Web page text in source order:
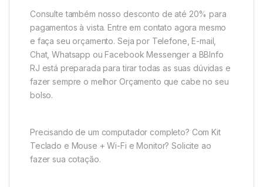
Consulte também nosso desconto de até 20% para
pagamentos à vista. Entre em contato agora mesmo
e faça seu orçamento. Seja por Telefone, E-mail,
Chat, Whatsapp ou Facebook Messenger a BBInfo
RJ está preparada para tirar todas as suas dúvidas e
fazer sempre o melhor Orçamento que cabe no seu
bolso.
Precisando de um computador completo? Com Kit
Teclado e Mouse + Wi-Fi e Monitor? Solicite ao
fazer sua cotação.